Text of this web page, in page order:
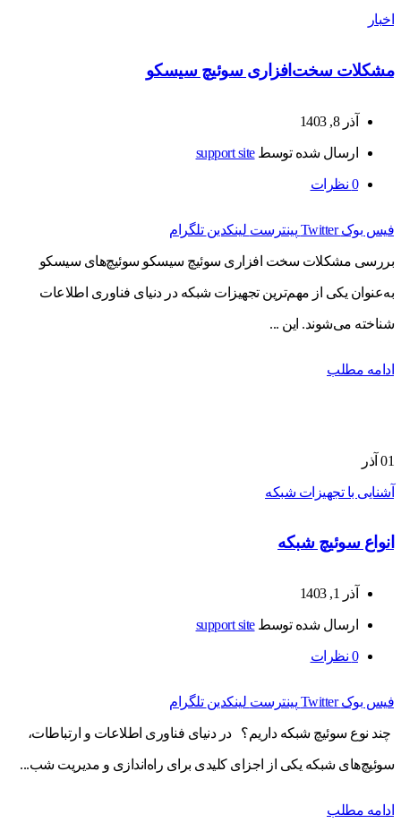
اخبار
مشکلات سخت‌افزاری سوئیچ سیسکو
آذر 8, 1403
ارسال شده توسطsupport site
0 نظرات
فیس بوک Twitter پینترست لینکدین تلگرام
بررسی مشکلات سخت افزاری سوئیچ سیسکو سوئیچ‌های سیسکو
به‌عنوان یکی از مهم‌ترین تجهیزات شبکه در دنیای فناوری اطلاعات
شناخته می‌شوند. این ...
ادامه مطلب
01 آذر
آشنایی با تجهیزات شبکه
انواع سوئیچ شبکه
آذر 1, 1403
ارسال شده توسطsupport site
0 نظرات
فیس بوک Twitter پینترست لینکدین تلگرام
چند نوع سوئیچ شبکه داریم؟ در دنیای فناوری اطلاعات و ارتباطات،
سوئیچ‌های شبکه یکی از اجزای کلیدی برای راه‌اندازی و مدیریت شب...
ادامه مطلب